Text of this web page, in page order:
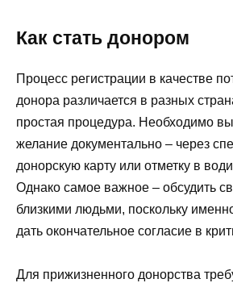
Как стать донором
Процесс регистрации в качестве
донора различается в разных
простая процедура. Необходимо
желание документально – через
донорскую карту или отметку в
Однако самое важное – обсудить
близкими людьми, поскольку
дать окончательное согласие в
Для прижизненного донорства